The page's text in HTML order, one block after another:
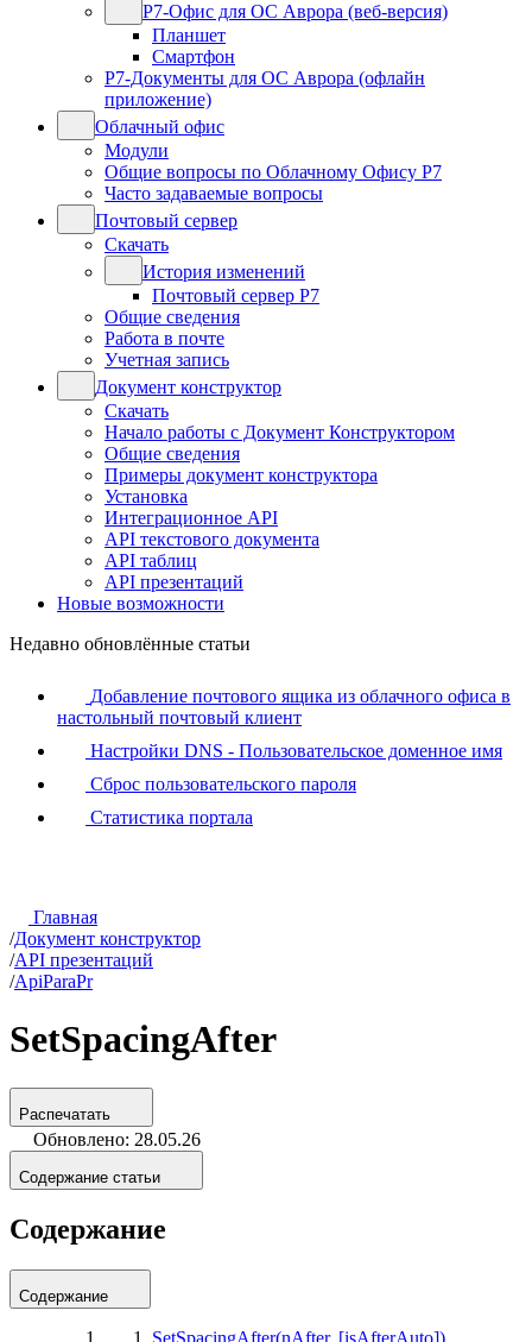
Р7-Офис для ОС Аврора (веб-версия)
Планшет
Смартфон
Р7-Документы для ОС Аврора (офлайн
приложение)
Облачный офис
Модули
Общие вопросы по Облачному Офису Р7
Часто задаваемые вопросы
Почтовый сервер
Скачать
История изменений
Почтовый сервер Р7
Общие сведения
Работа в почте
Учетная запись
Документ конструктор
Скачать
Начало работы с Документ Конструктором
Общие сведения
Примеры документ конструктора
Установка
Интеграционное API
API текстового документа
API таблиц
API презентаций
Новые возможности
Недавно обновлённые статьи
Добавление почтового ящика из облачного офиса в
настольный почтовый клиент
Настройки DNS - Пользовательское доменное имя
Сброс пользовательского пароля
Статистика портала
Главная
/Документ конструктор
/API презентаций
/ApiParaPr
SetSpacingAfter
Распечатать
Обновлено: 28.05.26
Содержание статьи
Содержание
Содержание
SetSpacingAfter(nAfter, [isAfterAuto])